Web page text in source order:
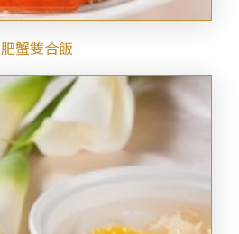
肥蟹雙合飯